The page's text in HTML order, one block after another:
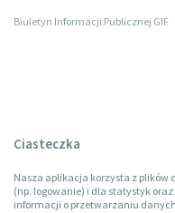
Biuletyn Informacji Publicznej GIF
Ciasteczka
Nasza aplikacja korzysta z
(np. logowanie) i dla statystyk
informacji o przetwarzaniu